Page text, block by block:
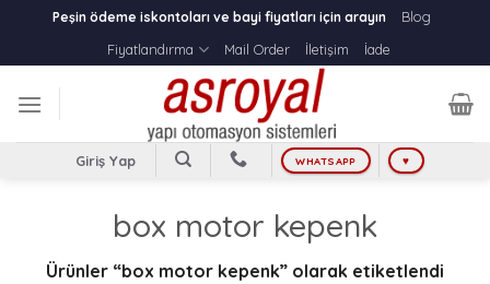
content
Peşin ödeme iskontoları ve bayi fiyatları için arayın
Blog
Fiyatlandırma
Mail Order İletişim İade
Giriş Yap WHATSAPP ♥
box motor kepenk
Ürünler “box motor kepenk” olarak etiketlendi